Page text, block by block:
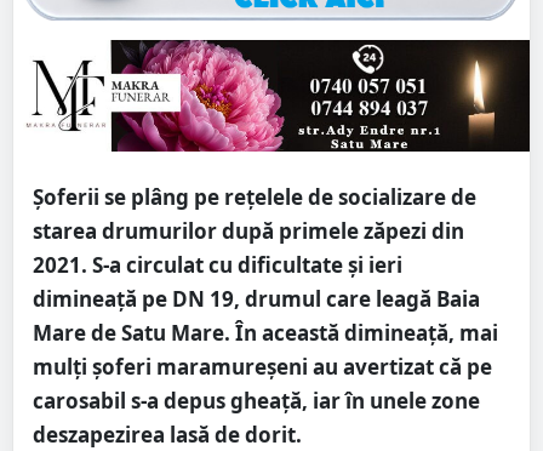
Șoferii se plâng pe rețelele de socializare de
starea drumurilor după primele zăpezi din
2021. S-a circulat cu dificultate și ieri
dimineață pe DN 19, drumul care leagă Baia
Mare de Satu Mare. În această dimineață, mai
mulți șoferi maramureșeni au avertizat că pe
carosabil s-a depus gheață, iar în unele zone
deszapezirea lasă de dorit.